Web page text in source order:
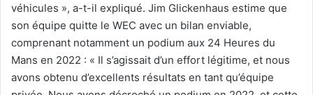
véhicules », a-t-il expliqué. Jim Glickenhaus estime que
son équipe quitte le WEC avec un bilan enviable,
comprenant notamment un podium aux 24 Heures du
Mans en 2022 : « Il s’agissait d’un effort légitime, et nous
avons obtenu d’excellents résultats en tant qu’équipe